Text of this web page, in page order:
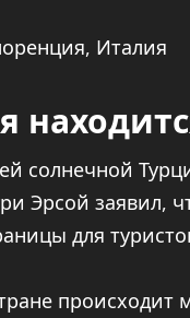
Италия
солнечной
Эрсой заявил,
для
происходит